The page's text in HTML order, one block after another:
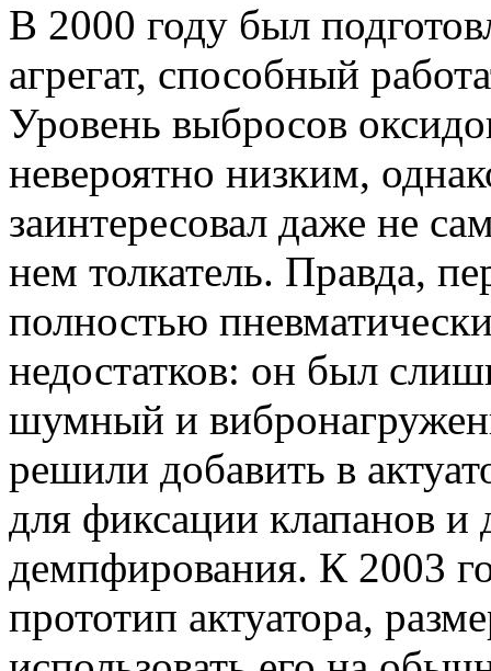
В 2000 году был
агрегат, способный
Уровень выбросов
невероятно низким,
заинтересовал даже не
нем толкатель. Правда,
полностью
недостатков: он был
шумный и
решили добавить в
для фиксации клапанов и
демпфирования. К 2003
прототип актуатора,